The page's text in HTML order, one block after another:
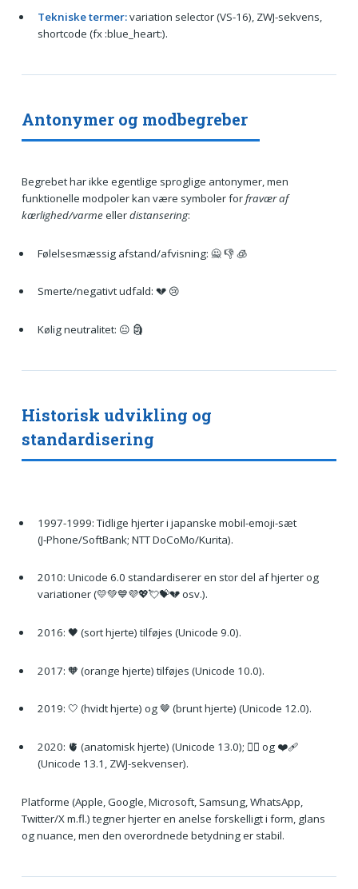
Tekniske termer:variation selector (VS-16), ZWJ-sekvens,
shortcode (fx :blue_heart:).
Antonymer og modbegreber
Begrebet har ikke egentlige sproglige antonymer, men
funktionelle modpoler kan være symboler forfravær af
kærlighed/varmeellerdistansering:
Følelsesmæssig afstand/afvisning: 🙅 👎 🧊
Smerte/negativt udfald: 💔 😢
Kølig neutralitet: 😐 🗿
Historisk udvikling og
standardisering
1997-1999: Tidlige hjerter i japanske mobil-emoji-sæt
(J‑Phone/SoftBank; NTT DoCoMo/Kurita).
2010: Unicode 6.0 standardiserer en stor del af hjerter og
variationer (💛💚💙💜💖💘💝💔 osv.).
2016: 🖤 (sort hjerte) tilføjes (Unicode 9.0).
2017: 🧡 (orange hjerte) tilføjes (Unicode 10.0).
2019: 🤍 (hvidt hjerte) og 🤎 (brunt hjerte) (Unicode 12.0).
2020: 🫀 (anatomisk hjerte) (Unicode 13.0); ❤️‍🔥 og ❤️‍🩹
(Unicode 13.1, ZWJ-sekvenser).
Platforme (Apple, Google, Microsoft, Samsung, WhatsApp,
Twitter/X m.fl.) tegner hjerter en anelse forskelligt i form, glans
og nuance, men den overordnede betydning er stabil.